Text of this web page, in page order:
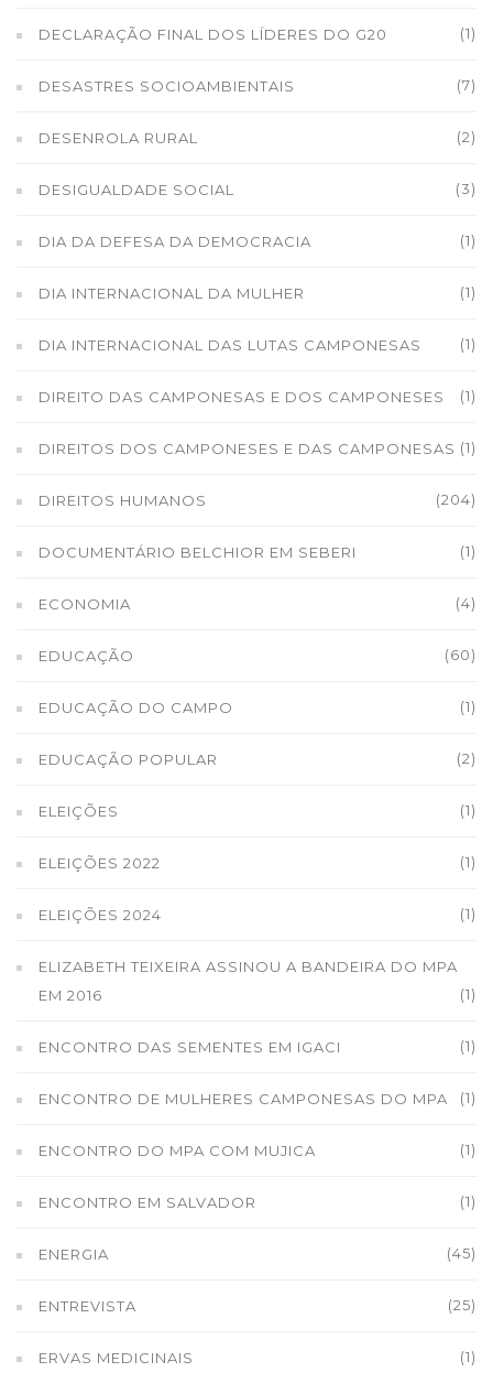
DECLARAÇÃO FINAL DOS LÍDERES DO G20 (1)
DESASTRES SOCIOAMBIENTAIS (7)
DESENROLA RURAL (2)
DESIGUALDADE SOCIAL (3)
DIA DA DEFESA DA DEMOCRACIA (1)
DIA INTERNACIONAL DA MULHER (1)
DIA INTERNACIONAL DAS LUTAS CAMPONESAS (1)
DIREITO DAS CAMPONESAS E DOS CAMPONESES (1)
DIREITOS DOS CAMPONESES E DAS CAMPONESAS (1)
DIREITOS HUMANOS (204)
DOCUMENTÁRIO BELCHIOR EM SEBERI (1)
ECONOMIA (4)
EDUCAÇÃO (60)
EDUCAÇÃO DO CAMPO (1)
EDUCAÇÃO POPULAR (2)
ELEIÇÕES (1)
ELEIÇÕES 2022 (1)
ELEIÇÕES 2024 (1)
ELIZABETH TEIXEIRA ASSINOU A BANDEIRA DO MPA
EM 2016
(1)
ENCONTRO DAS SEMENTES EM IGACI (1)
ENCONTRO DE MULHERES CAMPONESAS DO MPA (1)
ENCONTRO DO MPA COM MUJICA (1)
ENCONTRO EM SALVADOR (1)
ENERGIA (45)
ENTREVISTA (25)
ERVAS MEDICINAIS (1)